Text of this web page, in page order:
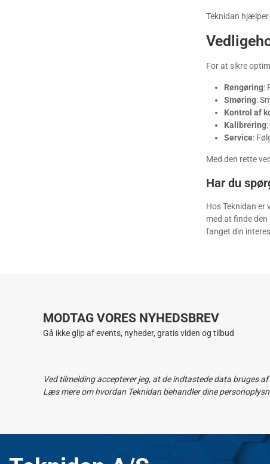
Teknidan hjælper
For at sikre
Rengøring:
Smøring:
Kontrol af
Kalibrering
Service:
Med den rette
Har du
Hos Teknidan
med at finde
fanget din
MODTAG VORES NYHEDSBREV
Gå ikke glip af events, nyheder, gratis viden og tilbud
Ved tilmelding accepterer jeg, at de indtastede data bruges
Læs mere om hvordan Teknidan behandler dine